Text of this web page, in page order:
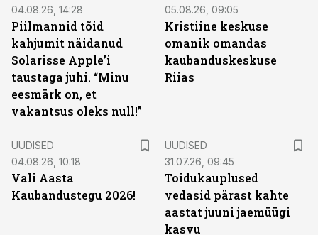
04.08.26, 14:28
Piilmannid tõid
kahjumit näidanud
Solarisse Apple’i
taustaga juhi. “Minu
eesmärk on, et
vakantsus oleks null!”
05.08.26, 09:05
Kristiine keskuse
omanik omandas
kaubanduskeskuse
Riias
UUDISED
04.08.26, 10:18
Vali Aasta
Kaubandustegu 2026!
UUDISED
31.07.26, 09:45
Toidukauplused
vedasid pärast kahte
aastat juuni jaemüügi
kasvu